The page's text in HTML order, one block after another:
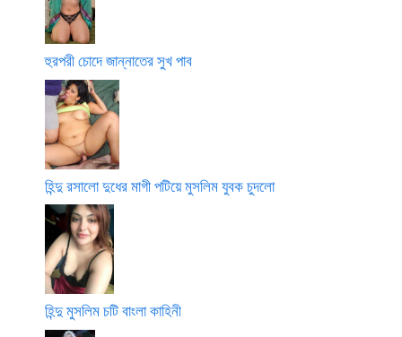
হুরপরী চোদে জান্নাতের সুখ পাব
হিন্দু রসালো দুধের মাগী পটিয়ে মুসলিম যুবক চুদলো
হিন্দু মুসলিম চটি বাংলা কাহিনী